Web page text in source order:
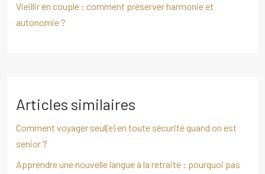
Vieillir en couple : comment préserver harmonie et
autonomie ?
Articles similaires
Comment voyager seul(e) en toute sécurité quand on est
senior ?
Apprendre une nouvelle langue à la retraite : pourquoi pas